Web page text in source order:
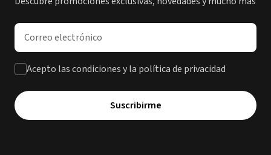
Dirección de correo electrónico
Acepto las condiciones y la política de privacidad
Suscribirme